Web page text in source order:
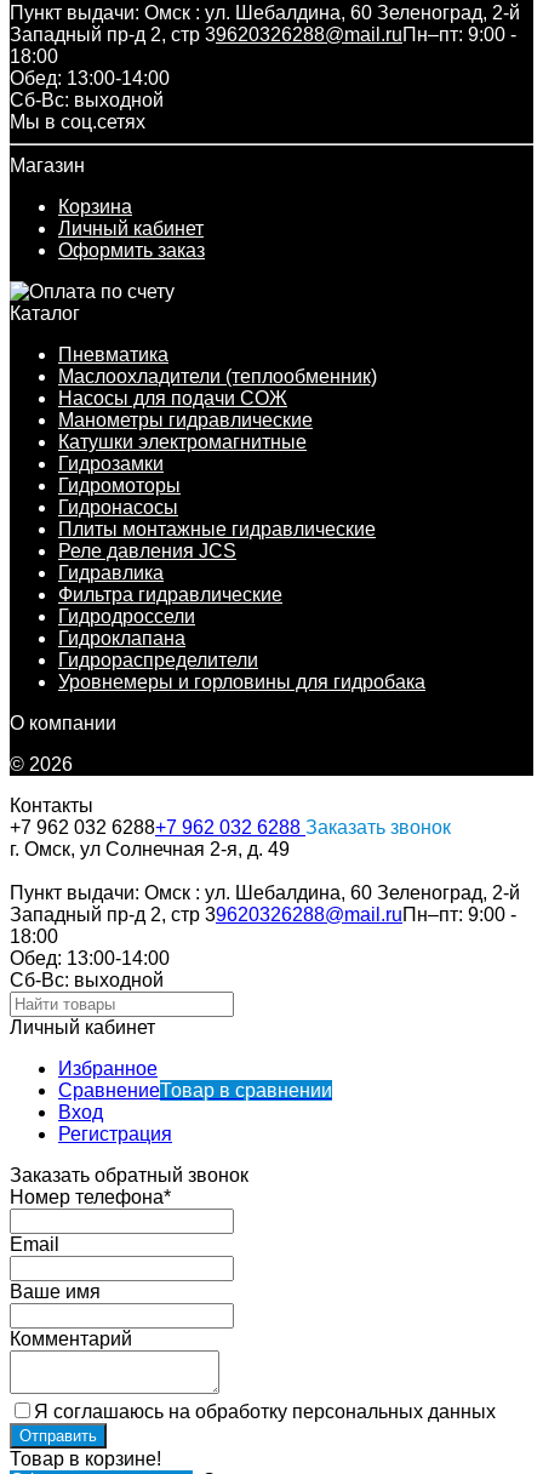
Пункт выдачи: Омск : ул. Шебалдина, 60 Зеленоград, 2-й
Западный пр-д 2, стр 39620326288@mail.ruПн–пт: 9:00 -
18:00
Обед: 13:00-14:00
Cб-Вс: выходной
Мы в соц.сетях
Магазин
Корзина
Личный кабинет
Оформить заказ
Каталог
Пневматика
Маслоохладители (теплообменник)
Насосы для подачи СОЖ
Манометры гидравлические
Катушки электромагнитные
Гидрозамки
Гидромоторы
Гидронасосы
Плиты монтажные гидравлические
Реле давления JCS
Гидравлика
Фильтра гидравлические
Гидродроссели
Гидроклапана
Гидрораспределители
Уровнемеры и горловины для гидробака
О компании
© 2026
Контакты
+7 962 032 6288+7 962 032 6288 Заказать звонок
г. Омск, ул Солнечная 2-я, д. 49
Пункт выдачи: Омск : ул. Шебалдина, 60 Зеленоград, 2-й
Западный пр-д 2, стр 39620326288@mail.ruПн–пт: 9:00 -
18:00
Обед: 13:00-14:00
Cб-Вс: выходной
Личный кабинет
Избранное
СравнениеТовар в сравнении
Вход
Регистрация
Заказать обратный звонок
Номер телефона*
Email
Ваше имя
Комментарий
Я соглашаюсь на обработку персональных данных
Товар в корзине!